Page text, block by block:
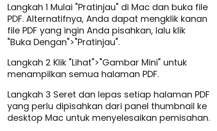
Langkah 1 Mulai "Pratinjau" di Mac dan buka file
PDF. Alternatifnya, Anda dapat mengklik kanan
file PDF yang ingin Anda pisahkan, lalu klik
"Buka Dengan">"Pratinjau".
Langkah 2 Klik "Lihat">"Gambar Mini" untuk
menampilkan semua halaman PDF.
Langkah 3 Seret dan lepas setiap halaman PDF
yang perlu dipisahkan dari panel thumbnail ke
desktop Mac untuk menyelesaikan pemisahan.